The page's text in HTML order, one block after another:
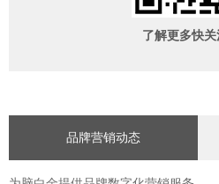
了解更多快关
品牌营销动态